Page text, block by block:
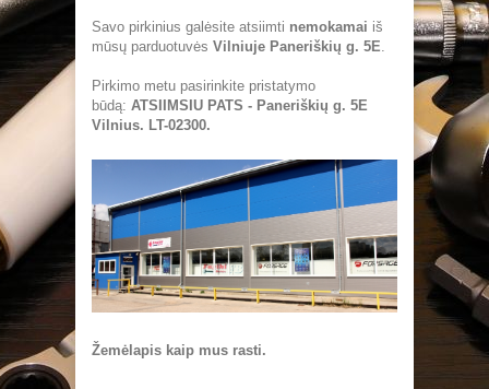
Savo pirkinius galėsite atsiimti nemokamai iš
mūsų parduotuvės Vilniuje Paneriškių g. 5E.
Pirkimo metu pasirinkite pristatymo
būdą: ATSIIMSIU PATS - Paneriškių g. 5E
Vilnius. LT-02300.
Žemėlapis kaip mus rasti.